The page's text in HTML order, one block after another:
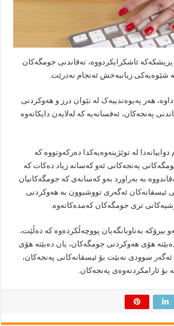
ئاشکرایکردووە، تەقاندنی جومگەکان
شێوەیەکی زیانبەخش ئەنجام نەدرێت.
هەر پەیوەندییەک لە نێوان درز و هەوکردنی
پەنجەکان، ئەفسانەیە کە لەلایەن دایکانەوە
لە توێژینەوەیەکدا دەرکەوتووە کە
پەنجەکانی ئەو کەسانە زیاد دەکات کە
بە بەراورد بەو کەسانەی کە جومگەکانیان
ئیسقانەکان ئەگەری تووشبوون بە هەوکردنی
تری جومگەکان کەمدەکاتەوە.
بیرۆکە بەناوبانگەیان پووچەڵکردەوە کە دەڵێت،
هۆی هەوکردنی جومگەکان، یان دەبێتە هۆی
ئەگەر سوودی نەبێت بۆ ئیسقانەکانی پەنجەکان،
بۆ ئارامکردنەوەی پەنجەکان.